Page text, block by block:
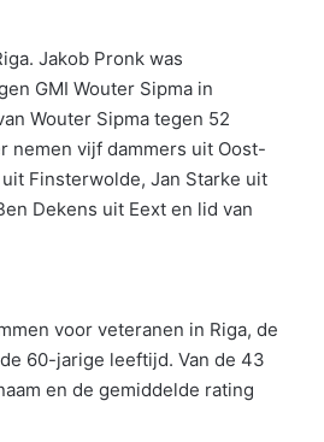
Jakob Pronk was
GMI Wouter Sipma in
Wouter Sipma tegen 52
nemen vijf dammers uit Oost-
Finsterwolde, Jan Starke uit
Dekens uit Eext en lid van
voor veteranen in Riga, de
60-jarige leeftijd. Van de 43
en de gemiddelde rating